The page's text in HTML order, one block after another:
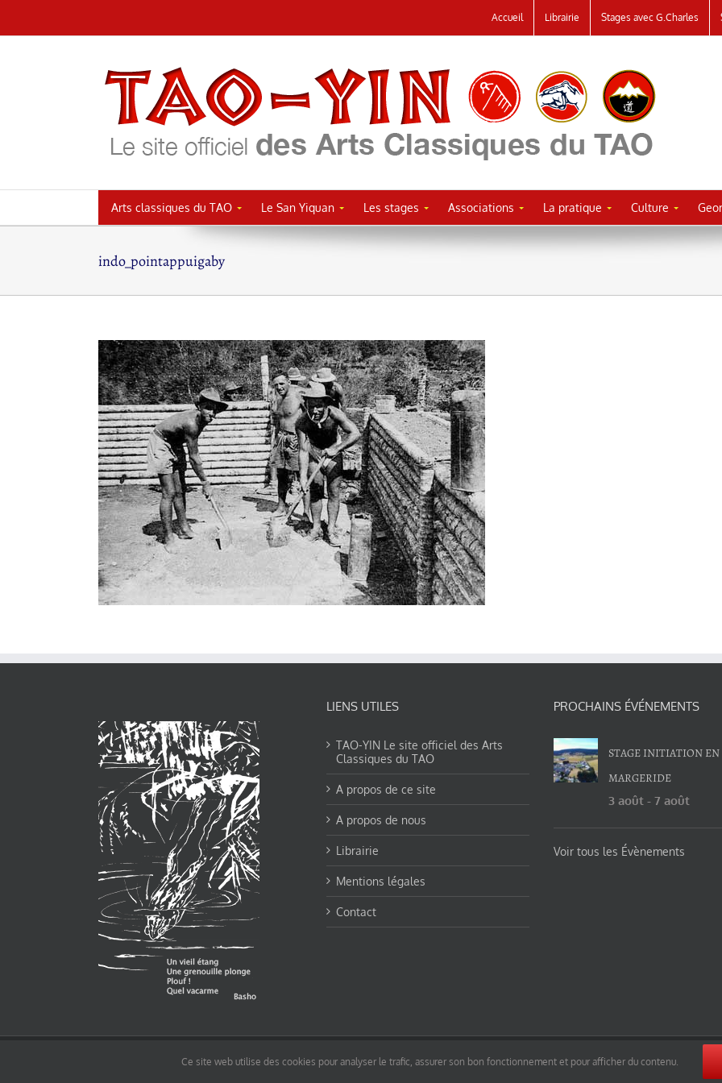
au
Accueil Librairie Stages avec G.Charles
Arts classiques du TAO Le San Yiquan Les stages Associations La pratique Culture
indo_pointappuigaby
LIENS UTILES
TAO-YIN Le site officiel des Arts
Classiques du TAO
A propos de ce site
A propos de nous
Librairie
Mentions légales
Contact
PROCHAINS ÉVÉNEMENTS
STAGE INITIATION EN
MARGERIDE
3 août -7 août
Voir tous les Évènements
pages non comprise par cette licence).Ce site web utilise des cookies pour analyser le trafic, assurer son bon fonctionnement et pour afficher du contenu.